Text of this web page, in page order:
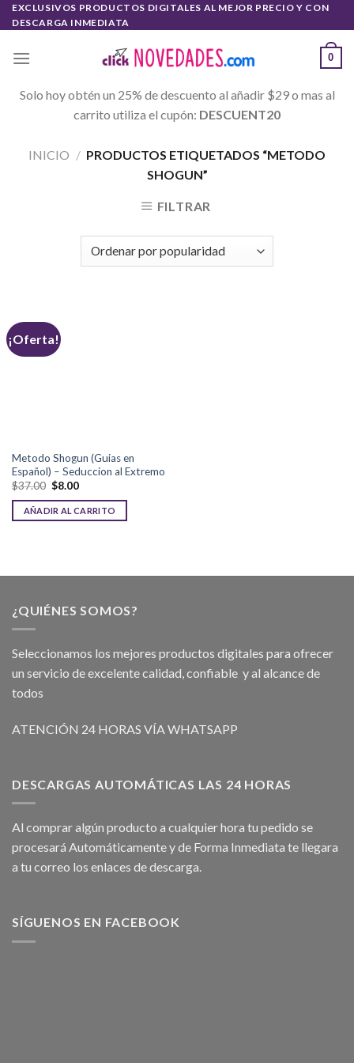
Skip
to
EXCLUSIVOS PRODUCTOS DIGITALES AL MEJOR PRECIO Y CON
DESCARGA INMEDIATA
0
Solo hoy obtén un 25% de descuento al añadir $29 o mas al
carrito utiliza el cupón: DESCUENT20
INICIO / PRODUCTOS ETIQUETADOS “METODO
SHOGUN”
FILTRAR
¡Oferta!
Metodo Shogun (Guias en
Español) – Seduccion al Extremo
$37.00 $8.00
AÑADIR AL CARRITO
¿QUIÉNES SOMOS?
Seleccionamos los mejores productos digitales para ofrecer
un servicio de excelente calidad, confiable y al alcance de
todos
ATENCIÓN 24 HORAS VÍA WHATSAPP
DESCARGAS AUTOMÁTICAS LAS 24 HORAS
Al comprar algún producto a cualquier hora tu pedido se
procesará Automáticamente y de Forma Inmediata te llegara
a tu correo los enlaces de descarga.
SÍGUENOS EN FACEBOOK